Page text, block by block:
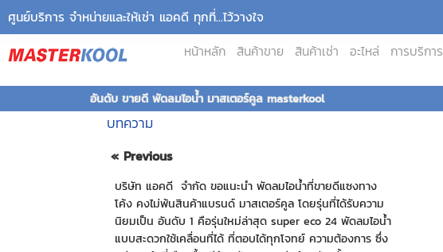
ศูนย์บริการ จำหน่ายและให้เช่า แอคดี ทุกที่...ไว้วางใจ
หน้าหลัก
สินค้าขาย สินค้าเช่า อะไหล่ การบริการ
อันดับ ขายดี พัดลมไอน้ำ มาสเตอร์คูล masterkool
บทความ
« Previous
บริษัท แอคดี จำกัด ขอแนะนำ พัดลมไอน้ำที่ขายดีแซงทาง
โค้ง คงไม่พ้นสินค้าแบรนด์ มาสเตอร์คูล โดยรุ่นที่ได้รับความ
นิยมเป็น อันดับ 1 คือรุ่นใหม่ล่าสุด super eco 24 พัดลมไอน้ำ
แบบสะดวกใช้เคลื่อนที่ได้ ที่ตอบได้ทุกโจทย์ ความต้องการ ซึ่ง